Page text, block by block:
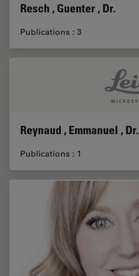
Resch , Guenter , Dr.
Publications : 3
Reynaud , Emmanuel , Dr.
Publications : 1